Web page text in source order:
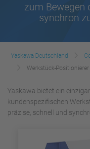
zum Bewegen
synchron
Yaskawa Deutschland
Werkstück-Positionierer
Yaskawa bietet ein
kundenspezifischen
präzise, schnell und